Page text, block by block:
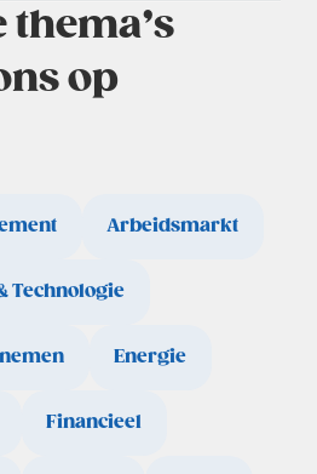
op
Arbeidsmarkt
Technologie
Energie
Financieel